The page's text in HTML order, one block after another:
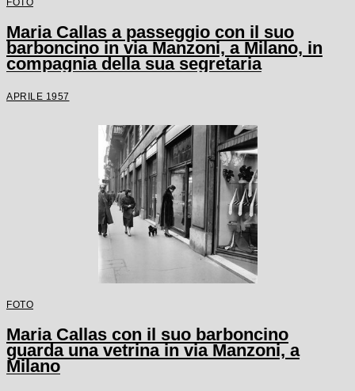
Maria Callas a passeggio con il suo
barboncino in via Manzoni, a Milano, in
compagnia della sua segretaria
APRILE 1957
FOTO
Maria Callas con il suo barboncino
guarda una vetrina in via Manzoni, a
Milano